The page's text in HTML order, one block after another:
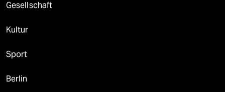
Gesellschaft
Kultur
Sport
Berlin